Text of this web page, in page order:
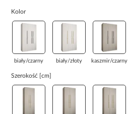
Kolor
biały/czarny biały/złoty kaszmir/czarny
Szerokość [cm]